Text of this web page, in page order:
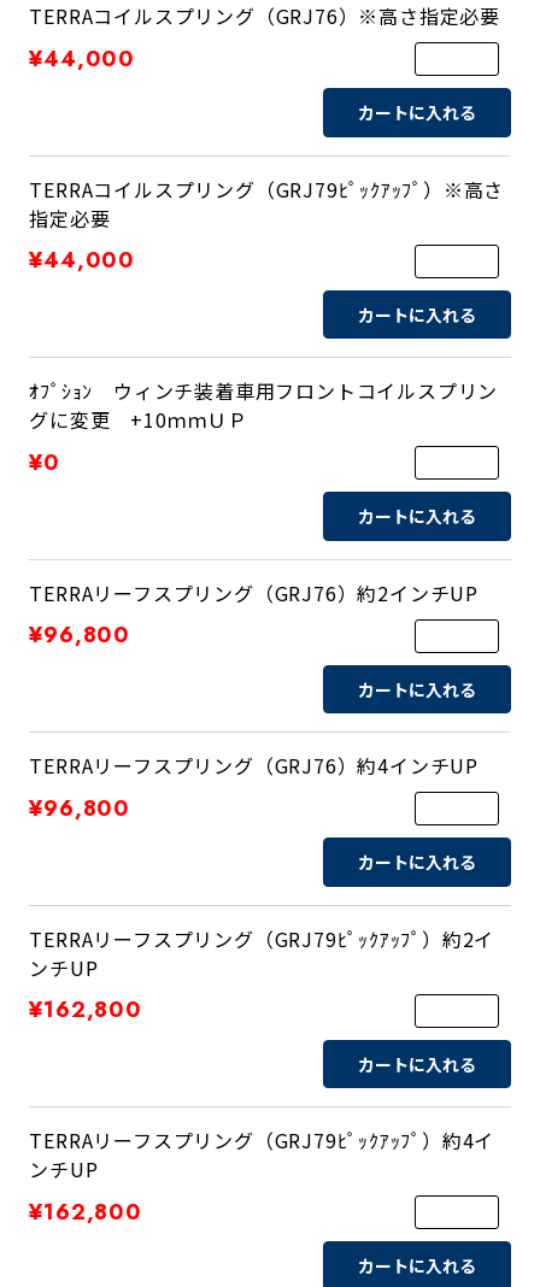
TERRAコイルスプリング（GRJ76）※高さ指定必要
¥44,000
カートに入れる
TERRAコイルスプリング（GRJ79ﾋﾟｯｸｱｯﾌﾟ）※高さ
指定必要
¥44,000
カートに入れる
ｵﾌﾟｼｮﾝ ウィンチ装着車用フロントコイルスプリン
グに変更 +10ｍｍＵＰ
¥0
カートに入れる
TERRAリーフスプリング（GRJ76）約2インチUP
¥96,800
カートに入れる
TERRAリーフスプリング（GRJ76）約4インチUP
¥96,800
カートに入れる
TERRAリーフスプリング（GRJ79ﾋﾟｯｸｱｯﾌﾟ）約2イ
ンチUP
¥162,800
カートに入れる
TERRAリーフスプリング（GRJ79ﾋﾟｯｸｱｯﾌﾟ）約4イ
ンチUP
¥162,800
カートに入れる